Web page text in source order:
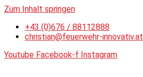
Zum Inhalt springen
+43 (0)676 / 88112888
christian@feuerwehr-innovativ.at
Youtube Facebook-f Instagram